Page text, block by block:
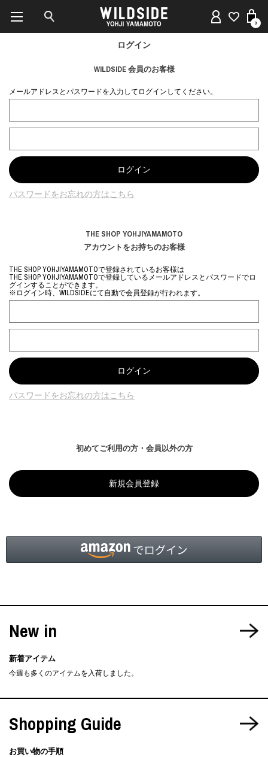
0
ログイン
WILDSIDE 会員のお客様
メールアドレスとパスワードを入力してログインしてください。
パスワードをお忘れの方はこちら
THE SHOP YOHJIYAMAMOTO
アカウントをお持ちのお客様
THE SHOP YOHJIYAMAMOTOで登録されているお客様は
THE SHOP YOHJIYAMAMOTOで登録しているメールアドレスとパスワードでロ
グインすることができます。
※ログイン時、WILDSIDEにて自動で会員登録が行われます。
パスワードをお忘れの方はこちら
初めてご利用の方・会員以外の方
New in
新着アイテム
今週も多くのアイテムを入荷しました。
Shopping Guide
お買い物の手順